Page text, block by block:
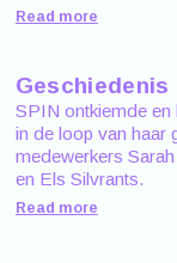
Read more
Geschiedenis
SPIN ontkiemde en
in de loop van haar
medewerkers
en Els Silvrants.
Read more